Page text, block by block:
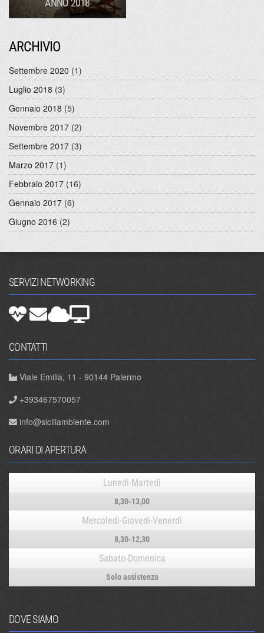
ANNO 2018
ARCHIVIO
Settembre 2020 (1)
Luglio 2018 (3)
Gennaio 2018 (5)
Novembre 2017 (2)
Settembre 2017 (3)
Marzo 2017 (1)
Febbraio 2017 (16)
Gennaio 2017 (6)
Giugno 2016 (2)
SERVIZI NETWORKING
CONTATTI
Viale Emilia, 11 - 90144 Palermo
+393467570057
info@siciliambiente.com
ORARI DI APERTURA
Lunedì-Martedì
8,30-13,00
Mercoledì-Giovedì-Venerdì
8,30-12,30
Sabato-Domenica
Solo assistenza
DOVE SIAMO